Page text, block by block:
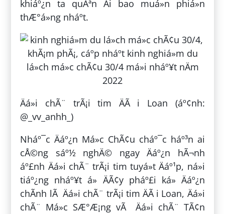
khiáº¿n ta quÃªn Äi bao muá»n phiá»n
thÆ°á»ng nháº­t.
Äá»i chÃ¨ trÃ¡i tim ÄÃ i Loan (áº¢nh:
@_vv_anhh_)
Nháº¯c Äáº¿n Má»c ChÃ¢u cháº¯c háº³n ai
cÅ©ng sáº½ nghÄ© ngay Äáº¿n hÃ¬nh
áº£nh Äá»i chÃ¨ trÃ¡i tim tuyá»t Äáº¹p, ná»i
tiáº¿ng nháº¥t á» ÄÃ¢y pháº£i ká» Äáº¿n
chÃ­nh lÃ Äá»i chÃ¨ trÃ¡i tim ÄÃ i Loan, Äá»i
chÃ¨ Má»c SÆ°Æ¡ng vÃ Äá»i chÃ¨ TÃ¢n